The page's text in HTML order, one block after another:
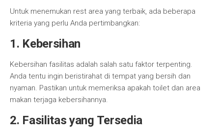
Untuk menemukan rest area yang terbaik, ada beberapa
kriteria yang perlu Anda pertimbangkan:
1. Kebersihan
Kebersihan fasilitas adalah salah satu faktor terpenting.
Anda tentu ingin beristirahat di tempat yang bersih dan
nyaman. Pastikan untuk memeriksa apakah toilet dan area
makan terjaga kebersihannya.
2. Fasilitas yang Tersedia